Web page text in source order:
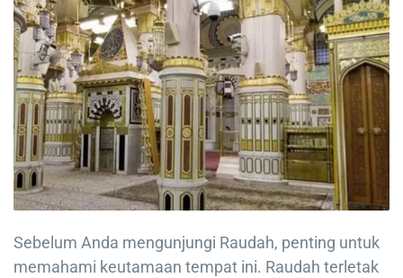
Sebelum Anda mengunjungi Raudah, penting untuk
memahami keutamaan tempat ini. Raudah terletak